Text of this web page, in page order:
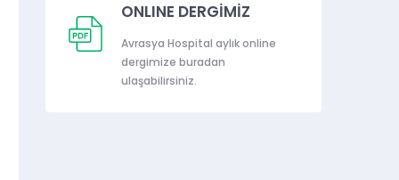
ONLINE DERGİMİZ
Avrasya Hospital aylık online
dergimize buradan
ulaşabilirsiniz.